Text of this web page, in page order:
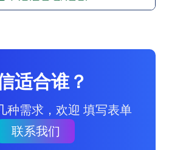
适合谁？
种需求，欢迎 填写表单
联系我们